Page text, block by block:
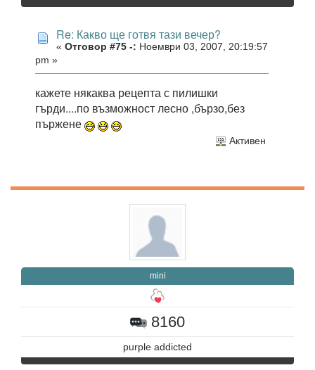
Re: Какво ще готвя тази вечер?
« Отговор #75 -: Ноември 03, 2007, 20:19:57
pm »
кажете някаква рецепта с пилишки
гърди....по възможност лесно ,бързо,без
пържене
Активен
mini
8160
purple addicted